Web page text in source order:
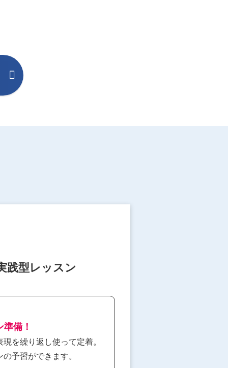
践型レッスン
備！
を繰り返し使って定着。
予習ができます。